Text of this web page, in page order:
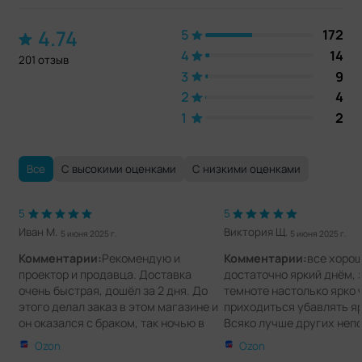
4.74
201 отзыв
5
172
4
14
3
9
2
4
1
2
Все С высокими оценками С низкими оценками
5
Иван М. 5 июня 2025 г.
Комментарии:Рекомендую и
проектор и продавца. Доставка
очень быстрая, дошёл за 2 дня. До
этого делал заказ в этом магазине и
он оказался с браком, так ночью в
приложении оформил возврат и уже с
самого утра его одобрили. Деньги
Ozon
5
Виктория Щ. 5 июня 2025 г.
Комментарии:все
достаточно яркий днём,
темноте настолько ярко
приходиться убавлять
Всяко лучше других
проекторов,
заявляют о 11000
Ozon